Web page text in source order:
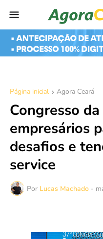
Página inicial Agora Ceará
Congresso
empresários
desafios e
service
Por Lucas Machado -